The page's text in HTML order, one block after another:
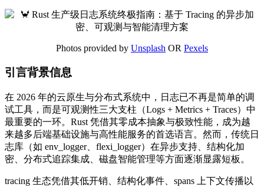
Photos provided by Unsplash OR Pexels
引言背景信息
在 2026 年的云原生与分布式系统中，日志已不再是简单的调
试工具，而是可观测性三大支柱（Logs + Metrics + Traces）中
最重要的一环。Rust 凭借其零成本抽象与极致性能，成为越
来越多后端基础设施与高性能服务的首选语言。然而，传统日
志库（如 env_logger、flexi_logger）在异步支持、结构化加
密、分布式追踪集成、磁盘智能管理等方面逐渐显露短板。
tracing 生态凭借其低开销、结构化事件、spans 上下文传播以